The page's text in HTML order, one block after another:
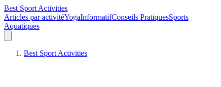
Best Sport Activities
Articles par activitéYogaInformatifConseils PratiquesSports
Aquatiques
Best Sport Activities